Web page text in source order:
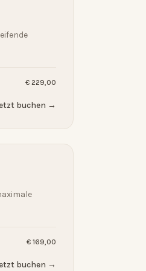
€ 229,00
buchen →
€ 169,00
buchen →